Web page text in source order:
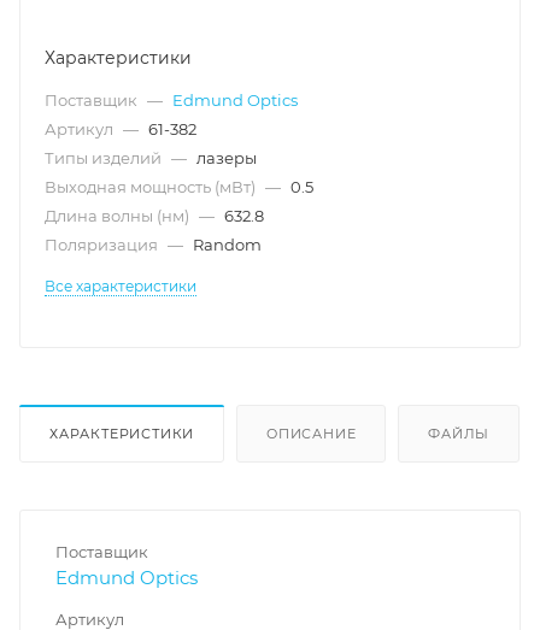
Характеристики
Поставщик — Edmund Optics
Артикул — 61-382
Типы изделий — лазеры
Выходная мощность (мВт) — 0.5
Длина волны (нм) — 632.8
Поляризация — Random
Все характеристики
ХАРАКТЕРИСТИКИ ОПИСАНИЕ ФАЙЛЫ
Поставщик
Edmund Optics
Артикул